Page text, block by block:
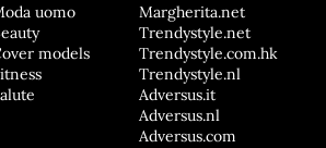
uomo
models
Margherita.net
Trendystyle.net
Trendystyle.com.hk
Trendystyle.nl
Adversus.it
Adversus.nl
Adversus.com